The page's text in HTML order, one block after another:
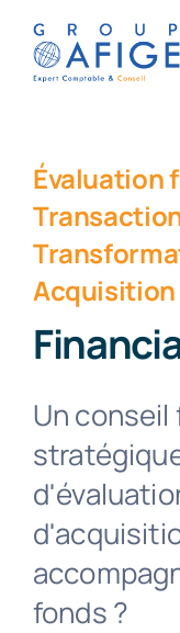
Passer
contenu
Évaluation
Acquisition
Un conseil
fonds ?